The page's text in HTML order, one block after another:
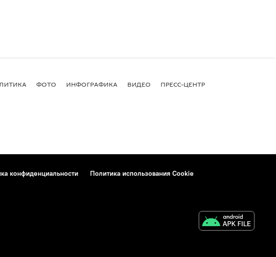
ФОТО ИНФОГРАФИКА ВИДЕО ПРЕСС-ЦЕНТР
конфиденциальности
Политика использования Cookie